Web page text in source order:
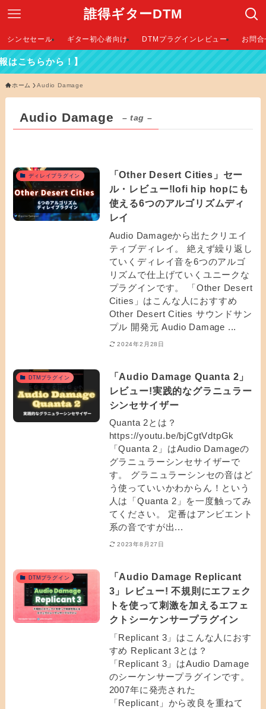
誰得ギターDTM
シンセセール ギター初心者向け DTMプラグインレビュー お問
ちらから！】
ホーム Audio Damage
Audio Damage – tag –
ディレイプラグイン
「Other Desert Cities」セー
ル・レビュー!lofi hip hopにも
使える6つのアルゴリズムディ
レイ
Audio Damageから出たクリエイ
ティブディレイ。 絶えず繰り返し
ていくディレイ音を6つのアルゴ
リズムで仕上げていくユニークな
プラグインです。 「Other Desert
Cities」はこんな人におすすめ
Other Desert Cities サウンドサン
プル 開発元 Audio Damage ...
2024年2月28日
DTMプラグイン
「Audio Damage Quanta 2」
レビュー!実践的なグラニュラー
シンセサイザー
Quanta 2とは？
https://youtu.be/bjCgtVdtpGk
「Quanta 2」はAudio Damageの
グラニュラーシンセサイザーで
す。 グラニュラーシンセの音はど
う使っていいかわからん！という
人は「Quanta 2」を一度触ってみ
てください。 定番はアンビエント
系の音ですが出...
2023年8月27日
DTMプラグイン
「Audio Damage Replicant
3」レビュー! 不規則にエフェク
トを使って刺激を加えるエフェ
クトシーケンサープラグイン
「Replicant 3」はこんな人におす
すめ Replicant 3とは？
「Replicant 3」はAudio Damage
のシーケンサープラグインです。
2007年に発売された
「Replicant」から改良を重ねて